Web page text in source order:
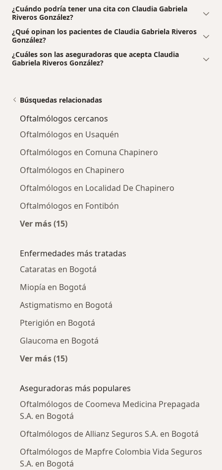
¿Cuándo podría tener una cita con Claudia Gabriela
Riveros González?
¿Qué opinan los pacientes de Claudia Gabriela Riveros
González?
¿Cuáles son las aseguradoras que acepta Claudia
Gabriela Riveros González?
Búsquedas relacionadas
Oftalmólogos cercanos
Oftalmólogos en Usaquén
Oftalmólogos en Comuna Chapinero
Oftalmólogos en Chapinero
Oftalmólogos en Localidad De Chapinero
Oftalmólogos en Fontibón
Ver más (15)
Enfermedades más tratadas
Cataratas en Bogotá
Miopía en Bogotá
Astigmatismo en Bogotá
Pterigión en Bogotá
Glaucoma en Bogotá
Ver más (15)
Aseguradoras más populares
Oftalmólogos de Coomeva Medicina Prepagada
S.A. en Bogotá
Oftalmólogos de Allianz Seguros S.A. en Bogotá
Oftalmólogos de Mapfre Colombia Vida Seguros
S.A. en Bogotá